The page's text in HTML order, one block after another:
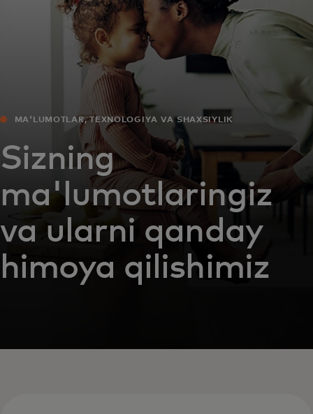
Yangiliklar va trendlar
MA'LUMOTLAR, TEXNOLOGIYA VA SHAXSIYLIK
Sizning
ma'lumotlaringiz
va ularni qanday
himoya qilishimiz